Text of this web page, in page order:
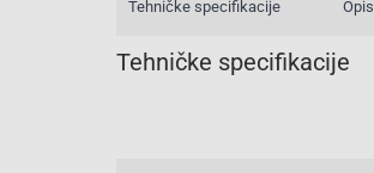
Tehničke specifikacije Opis
Tehničke specifikacije